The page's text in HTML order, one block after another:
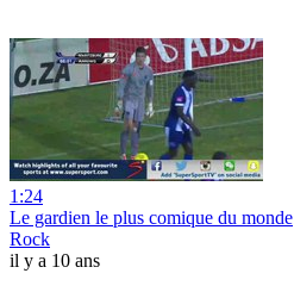
1:24
Le gardien le plus comique du monde
Rock
il y a 10 ans